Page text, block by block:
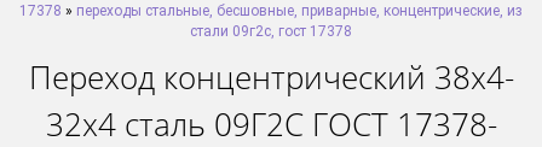
17378 » переходы стальные, бесшовные, приварные, концентрические, из
стали 09г2с, гост 17378
Переход концентрический 38х4-
32х4 сталь 09Г2С ГОСТ 17378-